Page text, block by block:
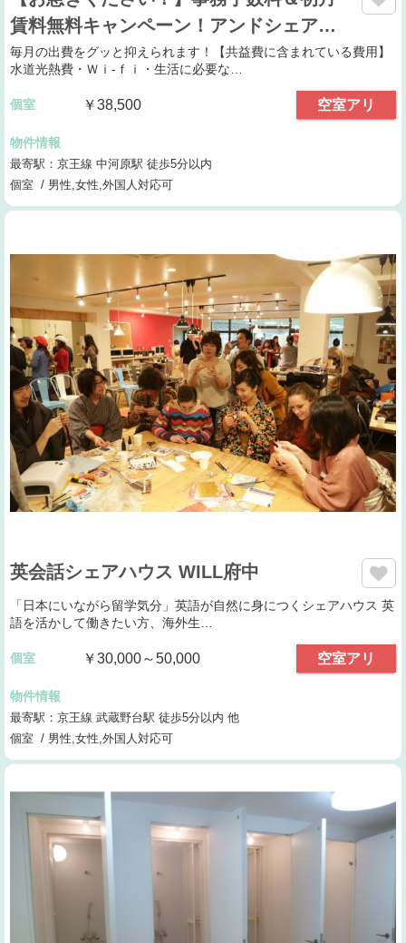
賃料無料キャンペーン！アンドシェア…
毎月の出費をグッと抑えられます！【共益費に含まれている費用】
水道光熱費・Ｗｉ-ｆｉ・生活に必要な…
個室 ￥38,500 空室アリ
物件情報
最寄駅：京王線 中河原駅 徒歩5分以内
個室 / 男性,女性,外国人対応可
英会話シェアハウス WILL府中
「日本にいながら留学気分」英語が自然に身につくシェアハウス 英
語を活かして働きたい方、海外生…
個室 ￥30,000～50,000 空室アリ
物件情報
最寄駅：京王線 武蔵野台駅 徒歩5分以内 他
個室 / 男性,女性,外国人対応可